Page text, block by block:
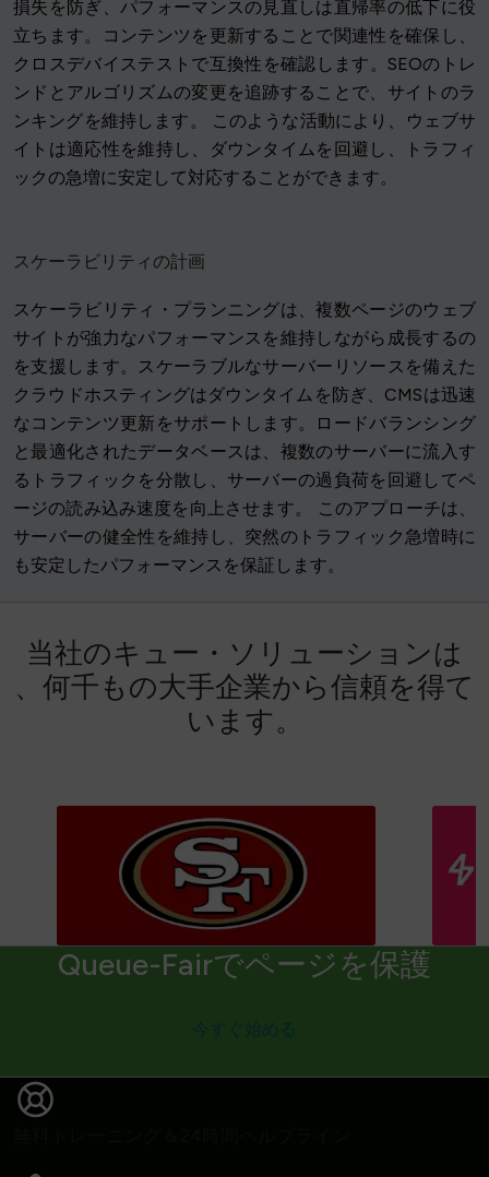
損失を防ぎ、パフォーマンスの見直しは直帰率の低下に役
立ちます。コンテンツを更新することで関連性を確保し、
クロスデバイステストで互換性を確認します。SEOのトレ
ンドとアルゴリズムの変更を追跡することで、サイトのラ
ンキングを維持します。 このような活動により、ウェブサ
イトは適応性を維持し、ダウンタイムを回避し、トラフィ
ックの急増に安定して対応することができます。
スケーラビリティの計画
スケーラビリティ・プランニングは、複数ページのウェブ
サイトが強力なパフォーマンスを維持しながら成長するの
を支援します。スケーラブルなサーバーリソースを備えた
クラウドホスティングはダウンタイムを防ぎ、CMSは迅速
なコンテンツ更新をサポートします。ロードバランシング
と最適化されたデータベースは、複数のサーバーに流入す
るトラフィックを分散し、サーバーの過負荷を回避してペ
ージの読み込み速度を向上させます。 このアプローチは、
サーバーの健全性を維持し、突然のトラフィック急増時に
も安定したパフォーマンスを保証します。
当社のキ ュ ー ・ ソ リ ュ ーシ ョ ンは
、 何千もの大手企業から信頼を得て
い ま す。
Queue-Fairでページを保護